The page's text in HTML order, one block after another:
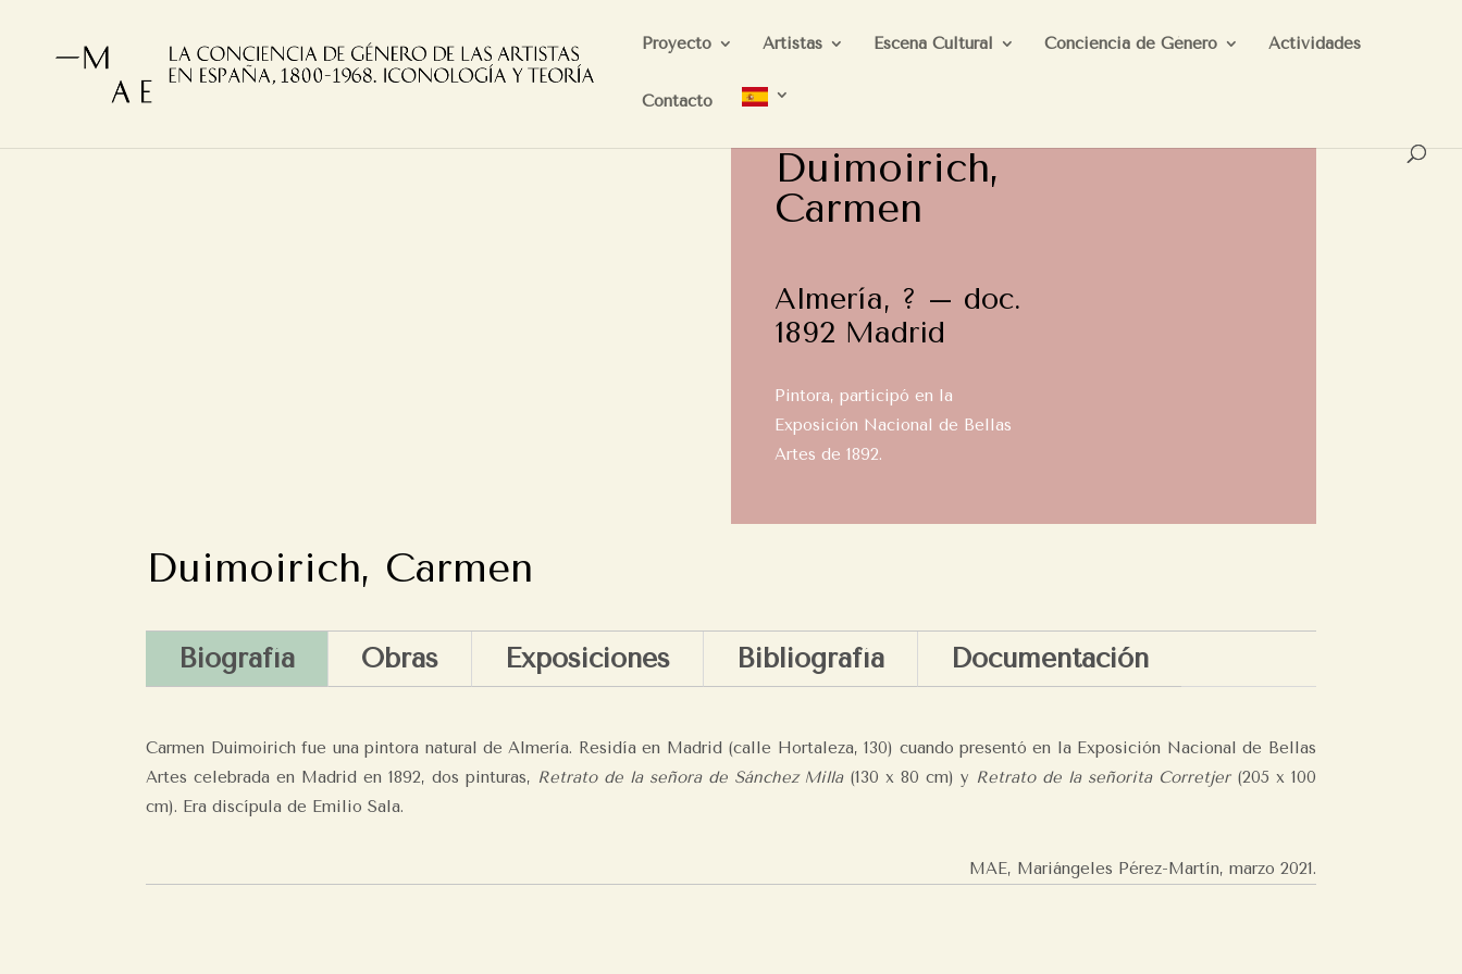
Proyecto Artistas Escena Cultural Conciencia de Género Actividades
Contacto
Duimoirich,
Carmen
Almería, ? – doc.
1892 Madrid
Pintora, participó en la
Exposición Nacional de Bellas
Artes de 1892.
Duimoirich, Carmen
Biografía Obras Exposiciones Bibliografía Documentación
Carmen Duimoirich fue una pintora natural de Almería. Residía en Madrid (calle Hortaleza, 130) cuando presentó en la Exposición Nacional de Bellas
Artes celebrada en Madrid en 1892, dos pinturas, Retrato de la señora de Sánchez Milla(130 x 80 cm) y Retrato de la señorita Corretjer(205 x 100
cm). Era discípula de Emilio Sala.
MAE, Mariángeles Pérez-Martín, marzo 2021.